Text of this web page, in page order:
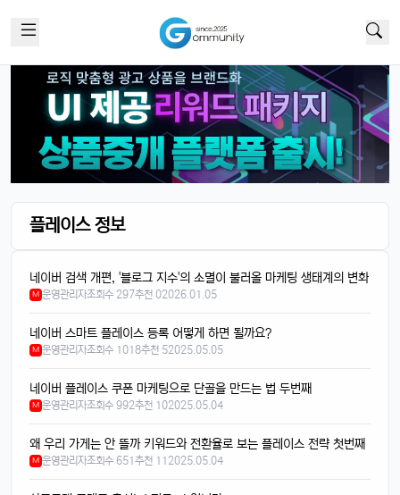
플레이스 정보
네이버 검색 개편, '블로그 지수'의 소멸이 불러올 마케팅 생태계의 변화
M 운영관리자조회수 297추천 02026.01.05
네이버 스마트 플레이스 등록 어떻게 하면 될까요?
M 운영관리자조회수 1018추천 52025.05.05
네이버 플레이스 쿠폰 마케팅으로 단골을 만드는 법 두번째
M 운영관리자조회수 992추천 102025.05.04
왜 우리 가게는 안 뜰까 키워드와 전환율로 보는 플레이스 전략 첫번째
M 운영관리자조회수 651추천 112025.05.04
태양신13:32:50
새로 나온 아이폰 어때용? 기능 많이 좋아졌남?
달달구리 13:32:50
넹, 카메라 성능 엄청나던데욬ㅋㅋ
13:32:50
맞아요, 특히 야간 모드가 대박임ㄷㄷㄷ
1 달달구리13:32:50
배터리도 더 오래 가는 거 같음요ㅎㅎ
1 빠르밍13:32:50
디자인도 세련되고 색상도 예쁨....
근데 가격이 좀 부담되긴 함요ㅋ
1 달달구리13:32:50
저도 그 생각했어요, 살지 고민 중ㅎ
1 빠르밍 13:32:50
스토리지도 더 늘어났던데, 용량 걱정 덜겠음ㅋㅋ
1 달달구리13:32:50